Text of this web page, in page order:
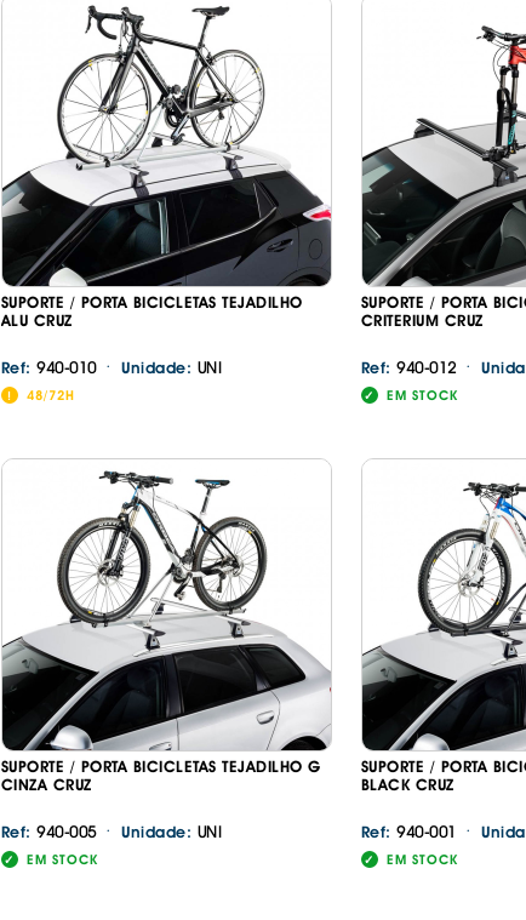
SUPORTE / PORTA BICICLETAS TEJADILHO
ALU CRUZ
Ref: 940-010 · Unidade: UNI
48/72H
SUPORTE / PORTA
CRITERIUM CRUZ
Ref:940-012 ·
EM STOCK
SUPORTE / PORTA BICICLETAS TEJADILHO G
CINZA CRUZ
Ref: 940-005 · Unidade: UNI
EM STOCK
SUPORTE / PORTA
BLACK CRUZ
Ref:940-001 ·
EM STOCK
Continuar a comprar Ir para o carrinho